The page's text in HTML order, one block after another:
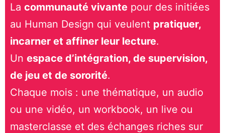
La communauté vivante pour des initiées
au Human Design qui veulent pratiquer,
incarner et affiner leur lecture.
Un espace d’intégration, de supervision,
de jeu et de sororité.
Chaque mois : une thématique, un audio
ou une vidéo, un workbook, un live ou
masterclasse et des échanges riches sur